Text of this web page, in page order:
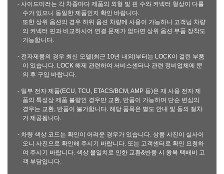
- 사이드미러는 각 차종마다 제품의 외형 및 핀 수와 커넥터 형상이 다를
수가 있으니 동일한 제품인지 확인 바랍니다.
또한 상위 옵션의 경우 하위 옵션 차량에 사용이 가능하니 고객님 차량
의 커넥터 핀과 비교하시어 연결 문제가 없다면 상위 옵션 부품 장착도
가능합니다.
- 전자제품의 경우 최신 모델(최근 10년 내외)부터는 LOCK이 걸린 부품
이 있습니다. LOCK 해제 관련하여 서비스센터나 관련 정비업체에 문
의 후 구입 바랍니다.
- 일부 전자 제품(ECU, TCU, ETACS/BCM, AMP 등)은 재 사용 전자 제
품의 특성상 제품 불량인 경우만 교환, 반품이 가능하며 단순 변심의
경우는 교환, 반품이 불가합니다. 해당 품목은 별도 안내 및 동의 절차
가 제공됩니다.
- 차량 색상 코드는 확인이 어려운 경우가 있습니다. 상품 사진이 실사이
오니 사진으로 확인해 주시기 바랍니다. 또는 고객센터로 확인 요청하
여 주시기 바랍니다. 색상 불일치로 인한 교환&반품 시 왕복 택배비 고
객 부담입니다.